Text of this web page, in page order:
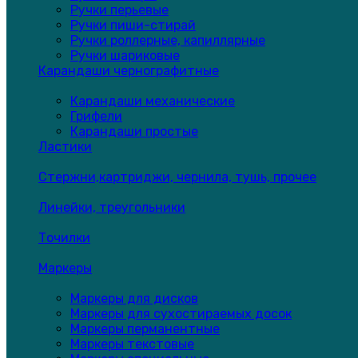
Ручки перьевые
Ручки пиши-стирай
Ручки роллерные, капиллярные
Ручки шариковые
Карандаши чернографитные
Карандаши механические
Грифели
Карандаши простые
Ластики
Стержни,картриджи, чернила, тушь, прочее
Линейки, треугольники
Точилки
Маркеры
Маркеры для дисков
Маркеры для сухостираемых досок
Маркеры перманентные
Маркеры текстовые